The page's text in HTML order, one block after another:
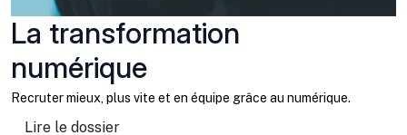
La transformation
numérique
Recruter mieux, plus vite et en équipe grâce au numérique.
Lire le dossier